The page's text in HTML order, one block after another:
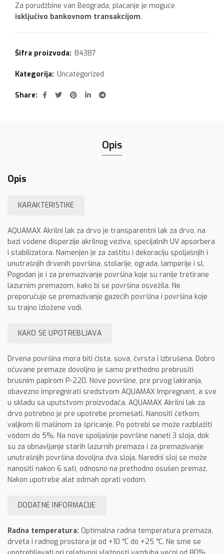
Za porudžbine van Beograda, plaćanje je moguće
isključivo bankovnom transakcijom.
Šifra proizvoda: 84387
Kategorija: Uncategorized
Share
Opis
Opis
KARAKTERISTIKE
AQUAMAX Akrilni lak za drvo je transparentni lak za drvo, na
bazi vodene disperzije akrilnog veziva, specijalnih UV apsorbera
i stabilizatora. Namenjen je za zaštitu i dekoraciju spoljašnjih i
unutrašnjih drvenih površina, stolarije, ograda, lamperije i sl.
Pogodan je i za premazivanje površina koje su ranije tretirane
lazurnim premazom, kako bi se površina osvežila. Ne
preporučuje se premazivanje gazećih površina i površina koje
su trajno izložene vodi.
KAKO SE UPOTREBLJAVA
Drvena površina mora biti čista, suva, čvrsta i izbrušena. Dobro
očuvane premaze dovoljno je samo prethodno prebrusiti
brusnim papirom P-220. Nove površine, pre prvog lakiranja,
obavezno impregnirati sredstvom AQUAMAX Impregnant, a sve
u skladu sa uputstvom proizvođača. AQUAMAX Akrilni lak za
drvo potrebno je pre upotrebe promešati. Nanositi četkom,
valjkom ili mašinom za špricanje. Po potrebi se može razblažiti
vodom do 5%. Na nove spoljašnje površine naneti 3 sloja, dok
su za obnavljanje starih lazurnih premaza i za premazivanje
unutrašnjih površina dovoljna dva sloja. Naredni sloj se može
nanositi nakon 6 sati, odnosno na prethodno osušen premaz.
Nakon upotrebe alat odmah oprati vodom.
DODATNE INFORMACIJE
Radna temperatura: Optimalna radna temperatura premaza,
drveta i radnog prostora je od +10 °C do +25 °C. Ne sme se